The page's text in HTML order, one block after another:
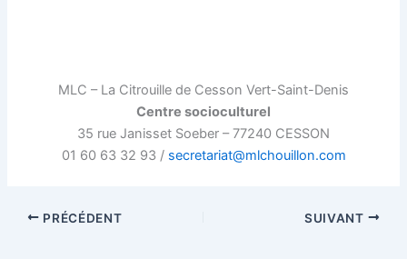
MLC – La Citrouille de Cesson Vert-Saint-Denis
Centre socioculturel
35 rue Janisset Soeber – 77240 CESSON
01 60 63 32 93 / secretariat@mlchouillon.com
PRÉCÉDENT SUIVANT